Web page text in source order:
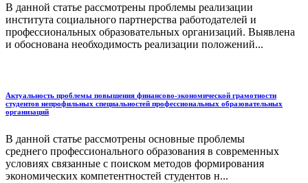
В данной статье рассмотрены проблемы реализации
института социального партнерства работодателей и
профессиональных образовательных организаций. Выявлена
и обоснована необходимость реализации положений...
Актуальность проблемы повышения финансово-экономической грамотности
студентов непрофильных специальностей профессиональных образовательных
организаций
В данной статье рассмотрены основные проблемы
среднего профессионального образования в современных
условиях связанные с поиском методов формирования
экономических компетентностей студентов н...